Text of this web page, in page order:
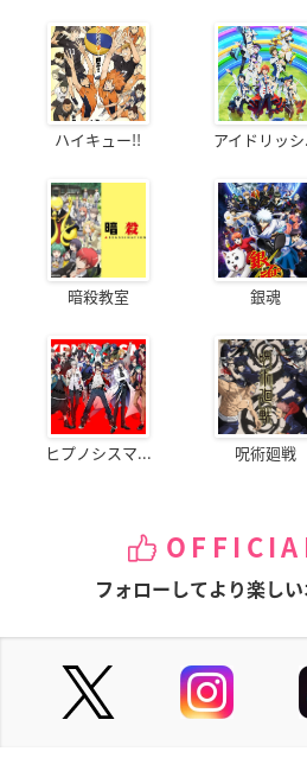
ハイキュー!! アイドリッ
暗殺教室 銀魂
ヒプノシスマ... 呪術廻戦
フォローしてより楽しい